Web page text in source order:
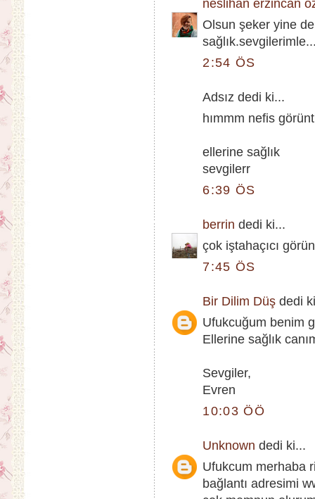
neslihan erzincan
Olsun şeker yine
2:54 ÖS
Adsız dedi ki...
hımmm nefis
ellerine sağlık
sevgilerr
6:39 ÖS
berrin dedi ki...
çok iştahaçıcı
7:45 ÖS
Bir Dilim Düş dedi
Ufukcuğum benim
Ellerine sağlık
Sevgiler,
Evren
10:03 ÖÖ
Unknown dedi ki...
Ufukcum merhaba
bağlantı adresimi